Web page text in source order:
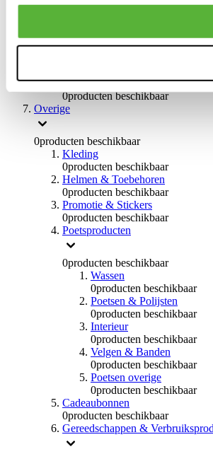
Handremmen
0producten beschikbaar
Stuurinrichting
0producten beschikbaar
Overige
0producten beschikbaar
Kleding
0producten beschikbaar
Helmen & Toebehoren
0producten beschikbaar
Promotie & Stickers
0producten beschikbaar
Poetsproducten
0producten beschikbaar
Wassen
0producten beschikbaar
Poetsen & Polijsten
0producten beschikbaar
Interieur
0producten beschikbaar
Velgen & Banden
0producten beschikbaar
Poetsen overige
0producten beschikbaar
Cadeaubonnen
0producten beschikbaar
Gereedschappen &